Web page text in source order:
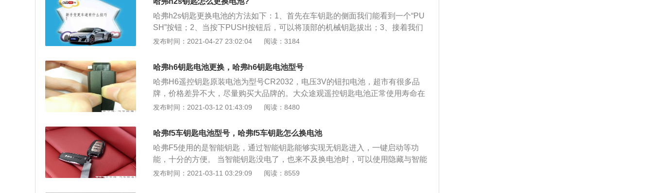
满大气，张扬而不失时尚感。前包围采用时下流行的运动款设计，菱形进气口下
方突出的两个棱角犹如两颗獠牙，带来强烈的运动感及侵略性。内饰方面，哈弗
H2内饰采用全新的设计，比哈弗其他车型更时尚。哈弗H2比以往车型更注重内
部材料的搭配，车内增加了大量的金属质感装饰以及高光的木质装饰，在视觉效
了HAVAL的新标志。动力方面，哈弗H2全系标配了1.5T涡轮增压发动机，最大
功率在110kW（150马力），最大扭矩为210Nm。
哈弗h2s钥匙更换电池的方法如下：1、首先在车钥匙的侧面我们能看到一个“PU
SH”按钮；2、当按下PUSH按钮后，可以将顶部的机械钥匙拔出；3、接着我们
用拔出的金属钥匙去撬开车钥匙盖，当出现一条缝隙后，可以直接扳开；4、取
回，插回机械钥匙，这样我们又能继续使用了。
发布时间：2021-04-27 23:02:04 阅读：3184
哈弗h6钥匙电池更换，哈弗h6钥匙电池型号
哈弗H6遥控钥匙原装电池为型号CR2032，电压3V的钮扣电池，超市有很多品
牌，价格差异不大，尽量购买大品牌的。大众途观遥控钥匙电池正常使用寿命在
2年左右，带一键启动的遥控钥匙电池使用寿命较短，在一年左右。可以在车上
的按钮按下，将机械钥匙打开；右手持机械钥匙端，遥控钥匙大众Log向上。：
用左手拇指在遥控钥匙中缝处向上掰动，稍微一使劲儿就可以将电池盖一端掰
开。 2、然后再用手沿着翘起侧电池盖的另一端，这样电池盖就可以打开了，露
出电池。 3、用牙签插入电池边缘豁口处，轻轻一翘就可以取下电池。电池为3V
CR2032碱性电池。将新的电池安入电池槽中，扣上电池盖，轻轻按压电池盖使
发布时间：2021-03-12 01:43:09 阅读：8480
哈弗f5车钥匙电池型号，哈弗f5车钥匙怎么换电池
哈弗F5使用的是智能钥匙，通过智能钥匙能够实现无钥匙进入，一键启动等功
能，十分的方便。 当智能钥匙没电了，也来不及换电池时，可以使用隐藏与智能
钥匙内的机械钥匙应急。推动机械钥匙释放锁钮的同时，即可取出机械钥匙，将
发布时间：2021-03-11 03:29:09 阅读：8559